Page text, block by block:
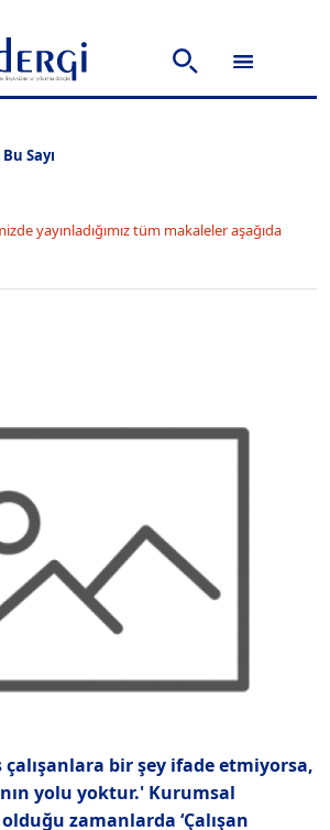
Bu Sayı
yayınladığımız tüm makaleler aşağıda
çalışanlara bir şey ifade etmiyorsa,
yolu yoktur.' Kurumsal
zamanlarda ‘Çalışan